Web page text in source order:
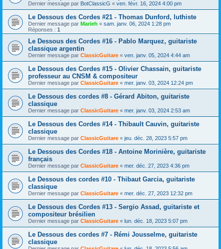
Dernier message par BotClassicG « ven. févr. 16, 2024 4:00 pm
Le Dessous des Cordes #21 - Thomas Dunford, luthiste
Dernier message par Marieh « sam. janv. 06, 2024 1:28 pm
Réponses : 1
Le Dessous des Cordes #16 - Pablo Marquez, guitariste
classique argentin
Dernier message par ClassicGuitare « ven. janv. 05, 2024 4:44 am
Le Dessous des Cordes #15 - Olivier Chassain, guitariste
professeur au CNSM & compositeur
Dernier message par ClassicGuitare « mer. janv. 03, 2024 12:24 pm
Le Dessous des cordes #8 - Gérard Abiton, guitariste
classique
Dernier message par ClassicGuitare « mer. janv. 03, 2024 2:53 am
Le Dessous des Cordes #14 - Thibault Cauvin, guitariste
classique
Dernier message par ClassicGuitare « jeu. déc. 28, 2023 5:57 pm
Le Dessous des Cordes #18 - Antoine Morinière, guitariste
français
Dernier message par ClassicGuitare « mer. déc. 27, 2023 4:36 pm
Le Dessous des cordes #10 - Thibaut Garcia, guitariste
classique
Dernier message par ClassicGuitare « mer. déc. 27, 2023 12:32 pm
Le Dessous des Cordes #13 - Sergio Assad, guitariste et
compositeur brésilien
Dernier message par ClassicGuitare « lun. déc. 18, 2023 5:07 pm
Le Dessous des cordes #7 - Rémi Jousselme, guitariste
classique